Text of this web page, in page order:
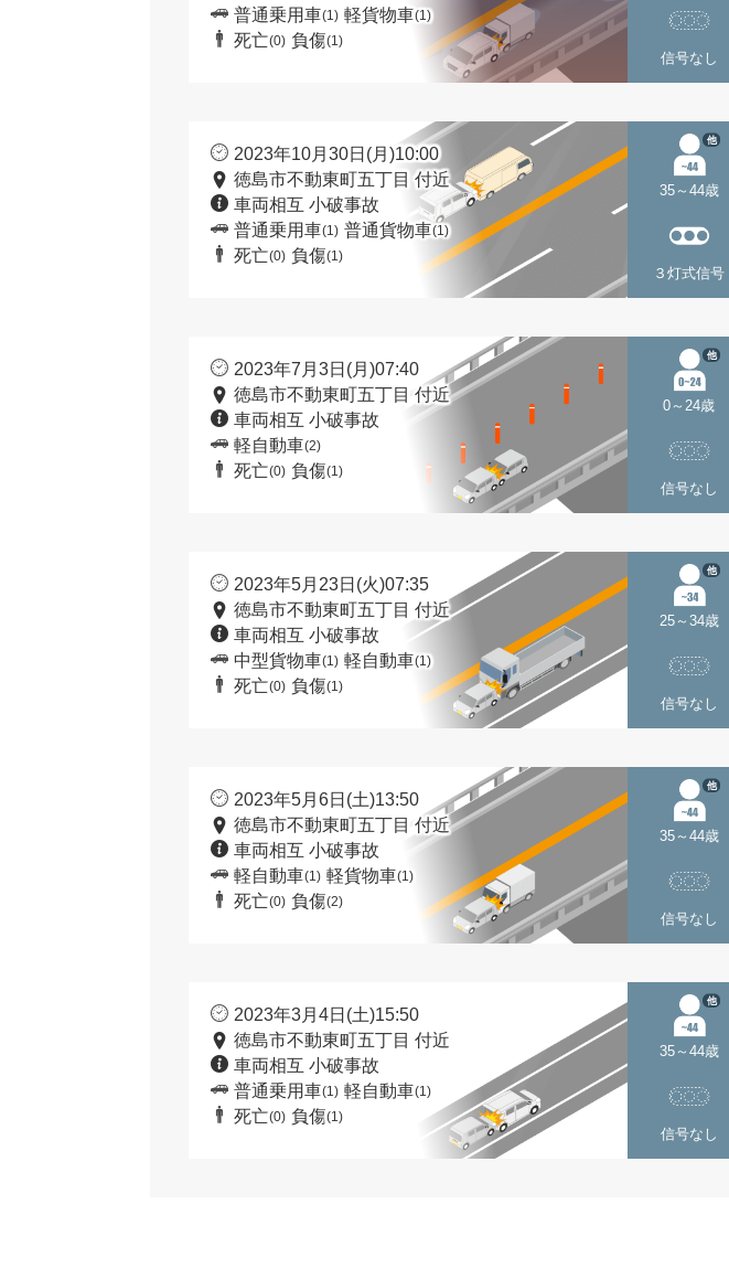
普通乗用車(1) 軽貨物車(1)
死亡(0) 負傷(1)
信号なし
2023年10月30日(月)10:00
徳島市不動東町五丁目 付近
車両相互 小破事故
普通乗用車(1) 普通貨物車(1)
死亡(0) 負傷(1)
35～44歳
他
３灯式信号
2023年7月3日(月)07:40
徳島市不動東町五丁目 付近
車両相互 小破事故
軽自動車(2)
死亡(0) 負傷(1)
0～24歳
他
信号なし
2023年5月23日(火)07:35
徳島市不動東町五丁目 付近
車両相互 小破事故
中型貨物車(1) 軽自動車(1)
死亡(0) 負傷(1)
25～34歳
他
信号なし
2023年5月6日(土)13:50
徳島市不動東町五丁目 付近
車両相互 小破事故
軽自動車(1) 軽貨物車(1)
死亡(0) 負傷(2)
35～44歳
他
信号なし
2023年3月4日(土)15:50
徳島市不動東町五丁目 付近
車両相互 小破事故
普通乗用車(1) 軽自動車(1)
死亡(0) 負傷(1)
35～44歳
他
信号なし